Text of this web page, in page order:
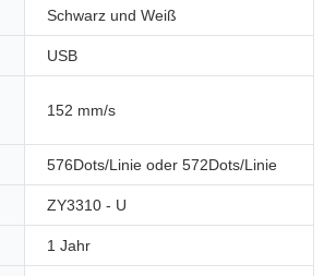
Schwarz und Weiß
USB
152 mm/s
576Dots/Linie oder 572Dots/Linie
ZY3310 - U
1 Jahr